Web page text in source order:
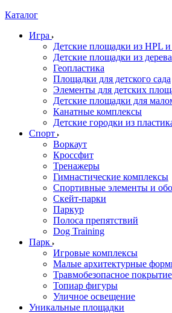
Каталог
Игра
Детские площадки из HPL
Детские площадки из дерева
Геопластика
Площадки для детского сада
Элементы для детских
Детские площадки для
Канатные комплексы
Детские городки из
Спорт
Воркаут
Кроссфит
Тренажеры
Гимнастические комплексы
Спортивные элементы и
Скейт-парки
Паркур
Полоса препятствий
Dog Training
Парк
Игровые комплексы
Малые архитектурные
Травмобезопасное покрытие
Топиар фигуры
Уличное освещение
Уникальные площадки